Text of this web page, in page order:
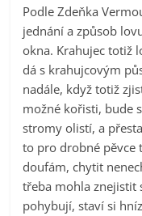
Podle Zdeňka
jednání a způsob
okna. Krahujec totiž
dá s krahujcovým
nadále, když totiž
možné kořisti, bude
stromy olistí, a
to pro drobné pěvce
doufám, chytit
třeba mohla znejistit
pohybují, staví si